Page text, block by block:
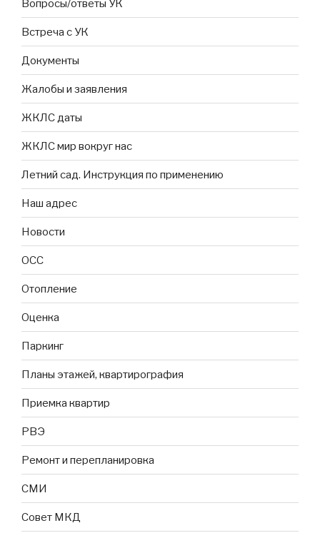
Вопросы/ответы УК
Встреча с УК
Документы
Жалобы и заявления
ЖКЛС даты
ЖКЛС мир вокруг нас
Летний сад. Инструкция по применению
Наш адрес
Новости
ОСС
Отопление
Оценка
Паркинг
Планы этажей, квартирография
Приемка квартир
РВЭ
Ремонт и перепланировка
СМИ
Совет МКД